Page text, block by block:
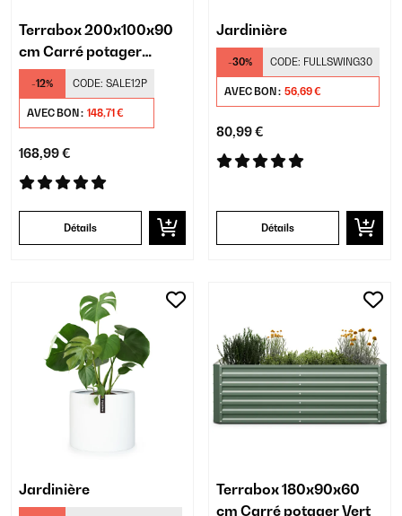
Terrabox 200x100x90
cm Carré potager
Argent
-12% CODE: SALE12P
AVEC BON : 148,71 €
168,99 €
Détails
Jardinière
-30% CODE: FULLSWING30
AVEC BON : 56,69 €
80,99 €
Détails
Jardinière
Terrabox 180x90x60
cm Carré potager Vert